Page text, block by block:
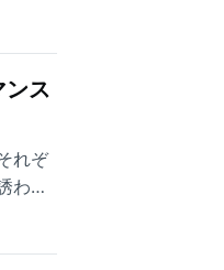
ス
れぞ
われ